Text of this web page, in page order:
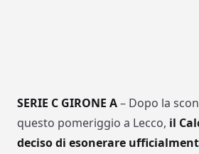
SERIE C GIRONE A– Dopo la
questo pomeriggio a Lecco, il
deciso di esonerare